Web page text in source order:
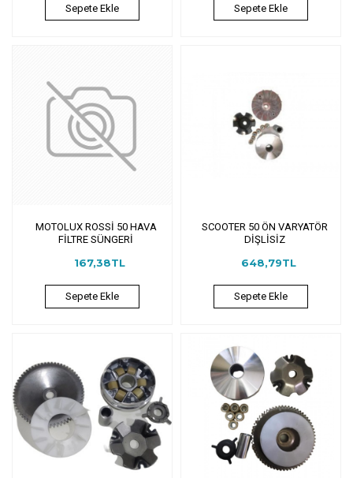
Sepete Ekle Sepete Ekle
MOTOLUX ROSSİ 50 HAVA
FİLTRE SÜNGERİ
167,38TL
Sepete Ekle
SCOOTER 50 ÖN VARYATÖR
DİŞLİSİZ
648,79TL
Sepete Ekle